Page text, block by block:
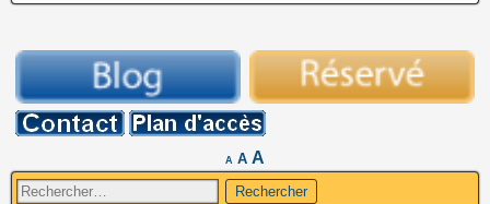
A A A
Rechercher :